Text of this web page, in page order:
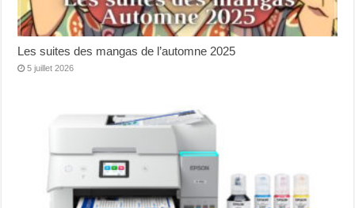
Les suites des mangas de l’automne 2025
5 juillet 2026